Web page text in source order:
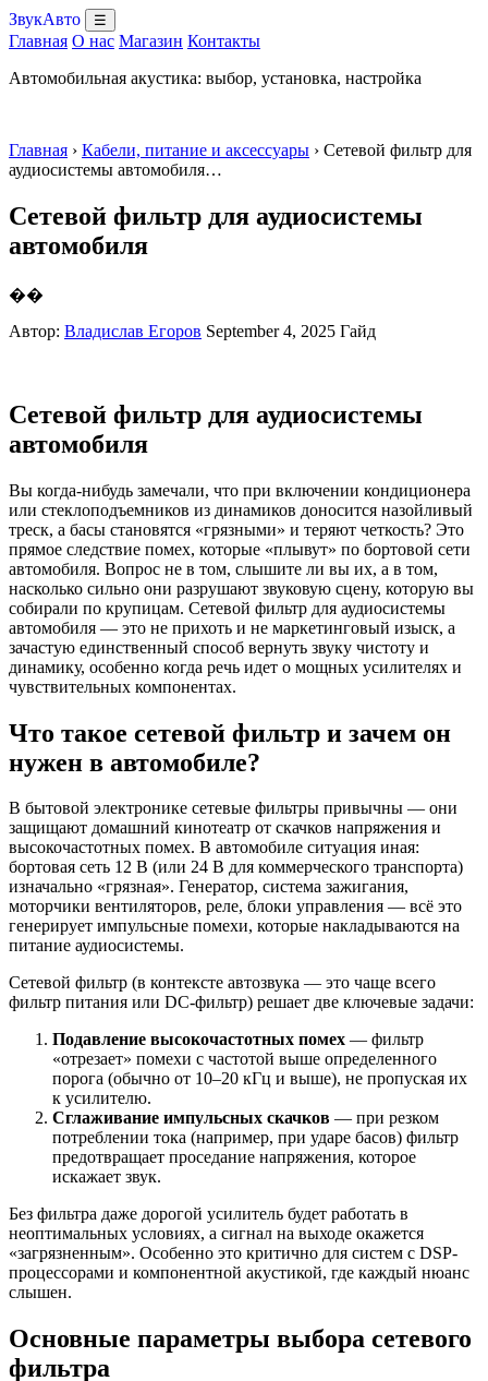
ЗвукАвто ☰
Главная О нас Магазин Контакты
Автомобильная акустика: выбор, установка, настройка
Главная › Кабели, питание и аксессуары › Сетевой фильтр для
аудиосистемы автомобиля…
Сетевой фильтр для аудиосистемы
автомобиля
��
Автор: Владислав Егоров September 4, 2025 Гайд
Сетевой фильтр для аудиосистемы
автомобиля
Вы когда-нибудь замечали, что при включении кондиционера
или стеклоподъемников из динамиков доносится назойливый
треск, а басы становятся «грязными» и теряют четкость? Это
прямое следствие помех, которые «плывут» по бортовой сети
автомобиля. Вопрос не в том, слышите ли вы их, а в том,
насколько сильно они разрушают звуковую сцену, которую вы
собирали по крупицам. Сетевой фильтр для аудиосистемы
автомобиля — это не прихоть и не маркетинговый изыск, а
зачастую единственный способ вернуть звуку чистоту и
динамику, особенно когда речь идет о мощных усилителях и
чувствительных компонентах.
Что такое сетевой фильтр и зачем он
нужен в автомобиле?
В бытовой электронике сетевые фильтры привычны — они
защищают домашний кинотеатр от скачков напряжения и
высокочастотных помех. В автомобиле ситуация иная:
бортовая сеть 12 В (или 24 В для коммерческого транспорта)
изначально «грязная». Генератор, система зажигания,
моторчики вентиляторов, реле, блоки управления — всё это
генерирует импульсные помехи, которые накладываются на
питание аудиосистемы.
Сетевой фильтр (в контексте автозвука — это чаще всего
фильтр питания или DC-фильтр) решает две ключевые задачи:
Подавление высокочастотных помех — фильтр
«отрезает» помехи с частотой выше определенного
порога (обычно от 10–20 кГц и выше), не пропуская их
к усилителю.
Сглаживание импульсных скачков — при резком
потреблении тока (например, при ударе басов) фильтр
предотвращает проседание напряжения, которое
искажает звук.
Без фильтра даже дорогой усилитель будет работать в
неоптимальных условиях, а сигнал на выходе окажется
«загрязненным». Особенно это критично для систем с DSP-
процессорами и компонентной акустикой, где каждый нюанс
слышен.
Основные параметры выбора сетевого
фильтра